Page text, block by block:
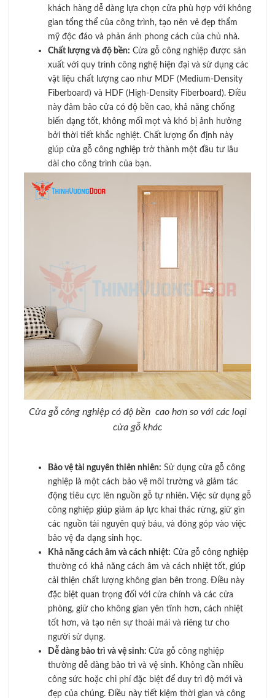
khách hàng dễ dàng lựa chọn cửa phù hợp với không
gian tổng thể của công trình, tạo nên vẻ đẹp thẩm
mỹ độc đáo và phản ánh phong cách của chủ nhà.
Chất lượng và độ bền: Cửa gỗ công nghiệp được sản
xuất với quy trình công nghệ hiện đại và sử dụng các
vật liệu chất lượng cao như MDF (Medium-Density
Fiberboard) và HDF (High-Density Fiberboard). Điều
này đảm bảo cửa có độ bền cao, khả năng chống
biến dạng tốt, không mối mọt và khó bị ảnh hưởng
bởi thời tiết khắc nghiệt. Chất lượng ổn định này
giúp cửa gỗ công nghiệp trở thành một đầu tư lâu
dài cho công trình của bạn.
Cửa gỗ công nghiệp có độ bền cao hơn so với các loại
cửa gỗ khác
Bảo vệ tài nguyên thiên nhiên: Sử dụng cửa gỗ công
nghiệp là một cách bảo vệ môi trường và giảm tác
động tiêu cực lên nguồn gỗ tự nhiên. Việc sử dụng gỗ
công nghiệp giúp giảm áp lực khai thác rừng, giữ gìn
các nguồn tài nguyên quý báu, và đóng góp vào việc
bảo vệ đa dạng sinh học.
Khả năng cách âm và cách nhiệt: Cửa gỗ công nghiệp
thường có khả năng cách âm và cách nhiệt tốt, giúp
cải thiện chất lượng không gian bên trong. Điều này
đặc biệt quan trọng đối với cửa chính và các cửa
phòng, giữ cho không gian yên tĩnh hơn, cách nhiệt
tốt hơn, và tạo nên sự thoải mái và riêng tư cho
người sử dụng.
Dễ dàng bảo trì và vệ sinh: Cửa gỗ công nghiệp
thường dễ dàng bảo trì và vệ sinh. Không cần nhiều
công sức hoặc chi phí đặc biệt để duy trì độ mới và
đẹp của chúng. Điều này tiết kiệm thời gian và công